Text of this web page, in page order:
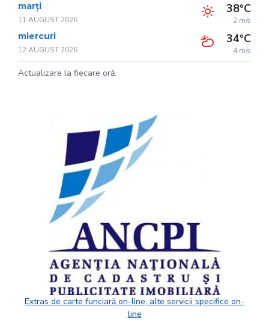
marți
11 AUGUST 2026
38°C
2 m/s
miercuri
12 AUGUST 2026
34°C
4 m/s
Actualizare la fiecare oră.
Extras de carte funciară on-line, alte servicii specifice on-
line